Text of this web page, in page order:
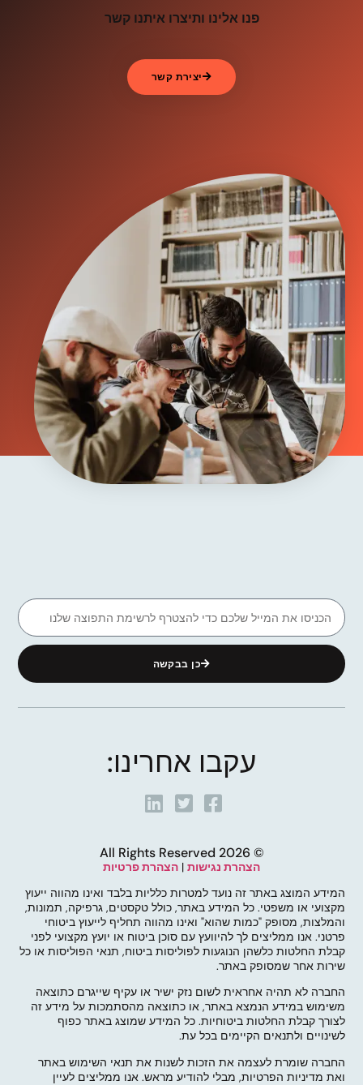
פנו אלינו ותיצרו איתנו קשר
יצירת קשר
כן בבקשה
עקבו אחרינו:
© 2026 All Rights Reserved
הצהרת נגישות | הצהרת פרטיות
המידע המוצג באתר זה נועד למטרות כלליות בלבד ואינו מהווה ייעוץ
מקצועי או משפטי. כל המידע באתר, כולל טקסטים, גרפיקה, תמונות,
והמלצות, מסופק "כמות שהוא" ואינו מהווה תחליף לייעוץ ביטוחי
פרטני. אנו ממליצים לך להיוועץ עם סוכן ביטוח או יועץ מקצועי לפני
קבלת החלטות כלשהן הנוגעות לפוליסות ביטוח, תנאי הפוליסות או כל
שירות אחר שמסופק באתר.
החברה לא תהיה אחראית לשום נזק ישיר או עקיף שייגרם כתוצאה
משימוש במידע הנמצא באתר, או כתוצאה מהסתמכות על מידע זה
לצורך קבלת החלטות ביטוחיות. כל המידע שמוצג באתר כפוף
לשינויים ולתנאים הקיימים בכל עת.
החברה שומרת לעצמה את הזכות לשנות את תנאי השימוש באתר
ואת מדיניות הפרטיות, מבלי להודיע מראש. אנו ממליצים לעיין